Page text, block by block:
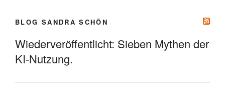
BLOG SANDRA SCHÖN
Wiederveröffentlicht: Sieben Mythen der
KI-Nutzung.